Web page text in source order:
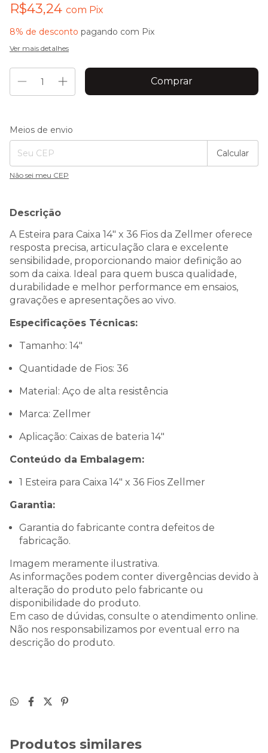
R$43,24 com Pix
8% de desconto pagando com Pix
Ver mais detalhes
Entregas para o CEP:
Meios de envio
Calcular
Não sei meu CEP
Descrição
A Esteira para Caixa 14" x 36 Fios da Zellmer oferece
resposta precisa, articulação clara e excelente
sensibilidade, proporcionando maior definição ao
som da caixa. Ideal para quem busca qualidade,
durabilidade e melhor performance em ensaios,
gravações e apresentações ao vivo.
Especificações Técnicas:
Tamanho: 14"
Quantidade de Fios: 36
Material: Aço de alta resistência
Marca: Zellmer
Aplicação: Caixas de bateria 14"
Conteúdo da Embalagem:
1 Esteira para Caixa 14" x 36 Fios Zellmer
Garantia:
Garantia do fabricante contra defeitos de
fabricação.
Imagem meramente ilustrativa.
As informações podem conter divergências devido à
alteração do produto pelo fabricante ou
disponibilidade do produto.
Em caso de dúvidas, consulte o atendimento online.
Não nos responsabilizamos por eventual erro na
descrição do produto.
Produtos similares